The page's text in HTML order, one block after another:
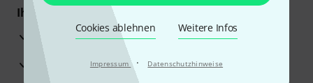
Cookies ablehnen Weitere Infos
Impressum · Datenschutzhinweise
Ihre Vorteile
3 Jahre Thomann Garantie
30 Tage Money-Back-Garantie